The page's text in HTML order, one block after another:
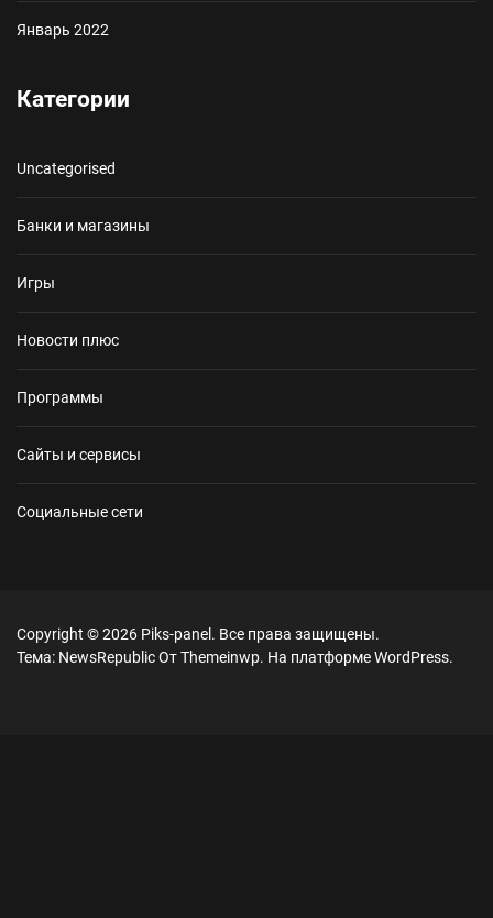
Январь 2022
Категории
Uncategorised
Банки и магазины
Игры
Новости плюс
Программы
Сайты и сервисы
Социальные сети
Copyright © 2026 Piks-panel. Все права защищены.
Тема: NewsRepublic ОтThemeinwp. На платформеWordPress.